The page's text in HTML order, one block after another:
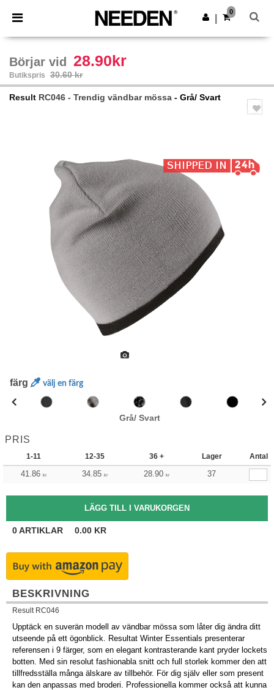
× Needen-app
Bättre priser i appen!
Hämta app
0
Börjar vid 28.90kr
Butikspris 30.60 kr
Result RC046 - Trendig vändbar mössa - Grå/ Svart
färg välj en färg
Grå/ Svart
PRIS
1-11 12-35 36 + Lager Antal
41.86 kr 34.85 kr 28.90 kr 37
0ARTIKLAR 0.00 KR
BESKRIVNING
Result RC046
Upptäck en suverän modell av vändbar mössa som låter dig ändra ditt
utseende på ett ögonblick. Resultat Winter Essentials presenterar
referensen i 9 färger, som en elegant kontrasterande kant pryder lockets
botten. Med sin resolut fashionabla snitt och full storlek kommer den att
tillfredsställa många älskare av tillbehör. För dig själv eller som present
kan den anpassas med broderi. Professionella kommer också att kunna